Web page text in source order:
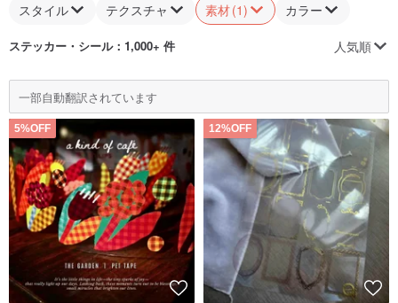
スタイル テクスチャ 素材(1) カラー
ステッカー・シール：1,000+ 件 人気順
一部自動翻訳されています
5%OFF 12%OFF